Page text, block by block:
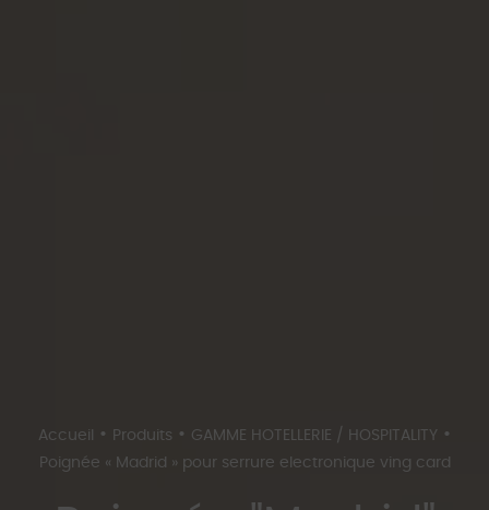
Accueil • Produits • GAMME HOTELLERIE / HOSPITALITY •
Poignée « Madrid » pour serrure electronique ving card